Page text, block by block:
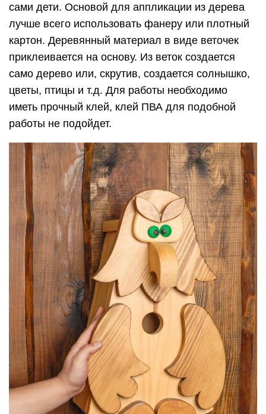
сами дети. Основой для аппликации из дерева
лучше всего использовать фанеру или плотный
картон. Деревянный материал в виде веточек
приклеивается на основу. Из веток создается
само дерево или, скрутив, создается солнышко,
цветы, птицы и т.д. Для работы необходимо
иметь прочный клей, клей ПВА для подобной
работы не подойдет.